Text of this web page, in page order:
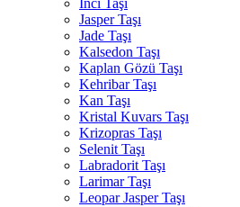
İnci Taşı
Jasper Taşı
Jade Taşı
Kalsedon Taşı
Kaplan Gözü Taşı
Kehribar Taşı
Kan Taşı
Kristal Kuvars Taşı
Krizopras Taşı
Selenit Taşı
Labradorit Taşı
Larimar Taşı
Leopar Jasper Taşı